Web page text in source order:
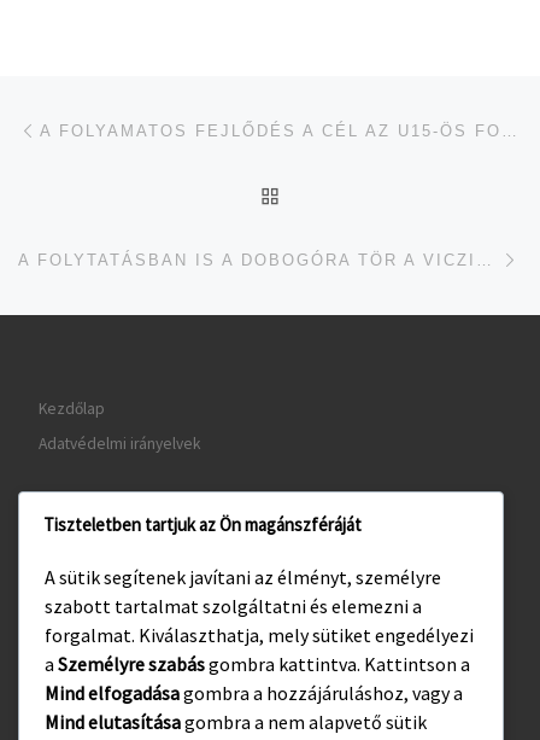
Navigálás a bejegyzések között
Kezdőlap
Adatvédelmi irányelvek
www.visitgyula.com
www.gyulakult.hu
Facebook Instagram
Tiszteletben tartjuk az Ön magánszféráját
A sütik segítenek javítani az élményt, személyre
szabott tartalmat szolgáltatni és elemezni a
forgalmat. Kiválaszthatja, mely sütiket engedélyezi
a Személyre szabásgombra kattintva. Kattintson a
Mind elfogadásagombra a hozzájáruláshoz, vagy a
Mind elutasításagombra a nem alapvető sütik